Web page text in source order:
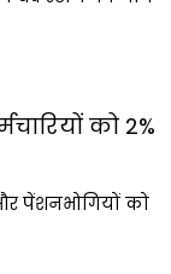
को 2%
पेंशनभोगियों को